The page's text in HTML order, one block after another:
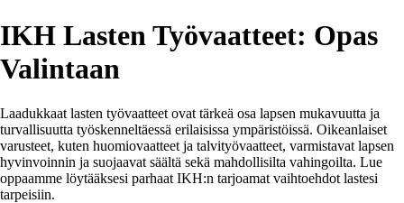
IKH Lasten Työvaatteet: Opas
Valintaan
Laadukkaat lasten työvaatteet ovat tärkeä osa lapsen mukavuutta ja
turvallisuutta työskenneltäessä erilaisissa ympäristöissä. Oikeanlaiset
varusteet, kuten huomiovaatteet ja talvityövaatteet, varmistavat lapsen
hyvinvoinnin ja suojaavat säältä sekä mahdollisilta vahingoilta. Lue
oppaamme löytääksesi parhaat IKH:n tarjoamat vaihtoehdot lastesi
tarpeisiin.